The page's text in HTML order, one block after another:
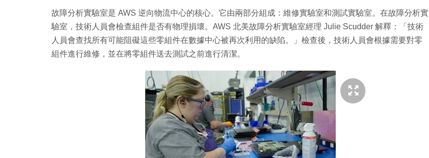
故障分析實驗室是 AWS 逆向物流中心的核心。它由兩部分組成：維修實驗室和測試實驗室。在故障分析實
驗室，技術人員會檢查組件是否有物理損壞。AWS 北美故障分析實驗室經理 Julie Scudder 解釋：「技術
人員會查找所有可能阻礙這些零組件在數據中心被再次利用的缺陷。」檢查後，技術人員會根據需要對零
組件進行維修，並在將零組件送去測試之前進行清潔。